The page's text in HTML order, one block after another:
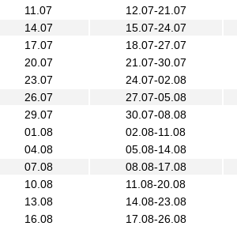
11.07
12.07-21.07
14.07
15.07-24.07
17.07
18.07-27.07
20.07
21.07-30.07
23.07
24.07-02.08
26.07
27.07-05.08
29.07
30.07-08.08
01.08
02.08-11.08
04.08
05.08-14.08
07.08
08.08-17.08
10.08
11.08-20.08
13.08
14.08-23.08
16.08
17.08-26.08